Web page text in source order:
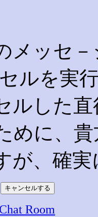
メッセ
ルを実
ルした
めに、
が、確
Room